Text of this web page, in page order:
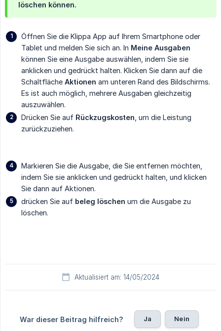
löschen können.
Öffnen Sie die Klippa App auf Ihrem Smartphone oder
Tablet und melden Sie sich an. In Meine Ausgaben
können Sie eine Ausgabe auswählen, indem Sie sie
anklicken und gedrückt halten. Klicken Sie dann auf die
Schaltfläche Aktionen am unteren Rand des Bildschirms.
Es ist auch möglich, mehrere Ausgaben gleichzeitig
auszuwählen.
Drücken Sie auf Rückzugskosten , um die Leistung
zurückzuziehen.
Markieren Sie die Ausgabe, die Sie entfernen möchten,
indem Sie sie anklicken und gedrückt halten, und klicken
Sie dann auf Aktionen.
drücken Sie auf beleg löschen um die Ausgabe zu
löschen.
Aktualisiert am: 14/05/2024
War dieser Beitrag hilfreich? Ja Nein